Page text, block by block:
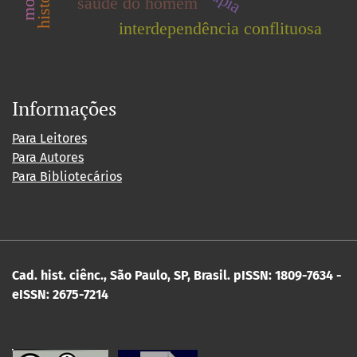
interdependência conflituosa
Informações
Para Leitores
Para Autores
Para Bibliotecários
Cad. hist. ciênc., São Paulo, SP, Brasil. pISSN: 1809-7634 -
eISSN: 2675-7214